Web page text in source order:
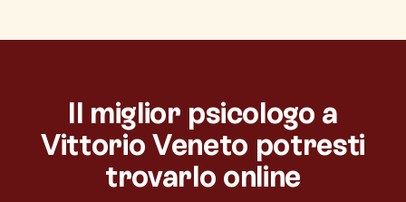
Il miglior psicologo a
Vittorio Veneto potresti
trovarlo online